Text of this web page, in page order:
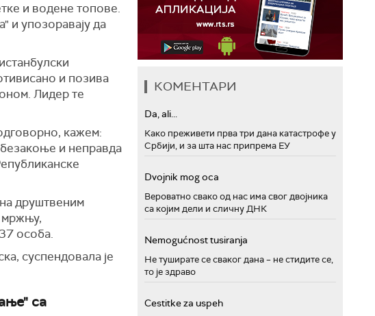
и водене топове.
и упозоравају да
и позива
Лидер те
кажем:
и неправда
друштвеним
мржњу,
особа.
суспендовала је
са
КОМЕНТАРИ
Da, ali...
Како преживети прва три дана катастрофе у
Србији, и за шта нас припрема ЕУ
Dvojnik mog oca
Вероватно свако од нас има свог двојника
са којим дели и сличну ДНК
Nemogućnost tusiranja
Не туширате се сваког дана – не стидите се,
то је здраво
Cestitke za uspeh